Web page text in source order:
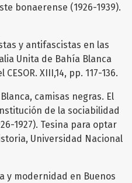
bonaerense (1926-1939).
y antifascistas en las
Unita de Bahía Blanca
XIII,14, pp. 117-136.
camisas negras. El
de la sociabilidad
1927). Tesina para optar
Universidad Nacional
y modernidad en Buenos